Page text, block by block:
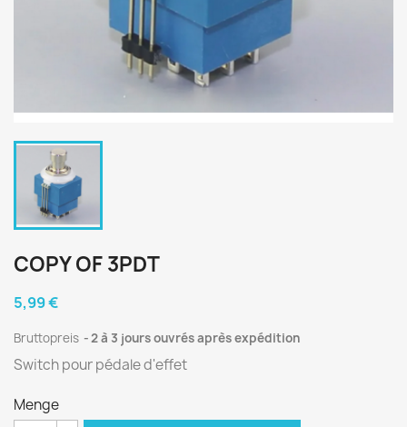
COPY OF 3PDT
5,99 €
Bruttopreis 2 à 3 jours ouvrés après expédition
Switch pour pédale d'effet
Menge